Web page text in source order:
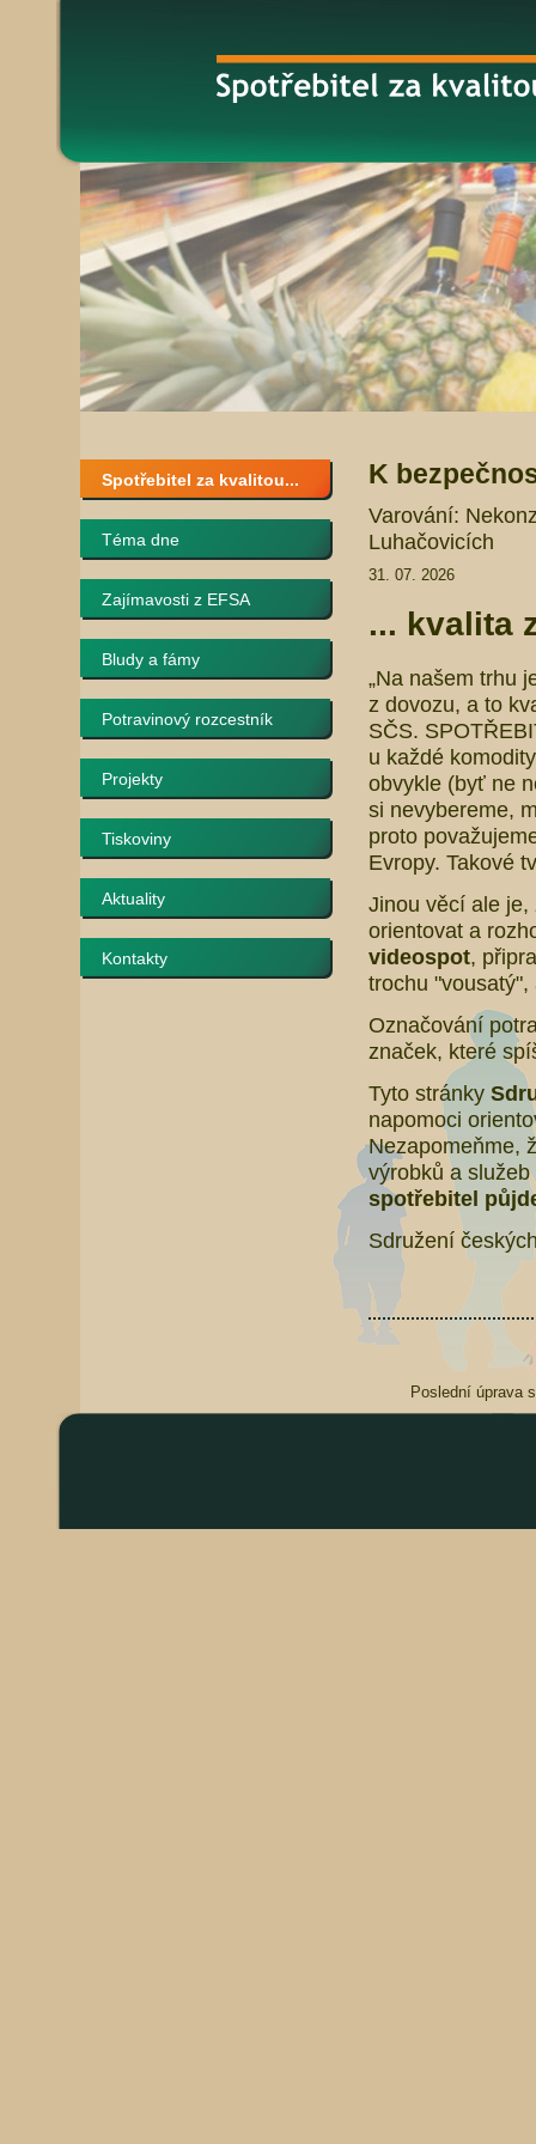
Spotřebitel za kvalitou...
Téma dne
Zajímavosti z EFSA
Bludy a fámy
Potravinový rozcestník
Projekty
Tiskoviny
Aktuality
Kontakty
K
Varování:
Luhačovicích
31. 07. 2026
... kvalita
„Na našem trhu
z dovozu, a to
SČS.
u každé
obvykle (byť ne
si nevybereme,
proto
Evropy. Takové
Jinou věcí ale je,
orientovat a
videospot,
trochu
Označování
značek, které
Tyto stránky
napomoci
Nezapomeňme,
výrobků a
spotřebitel
Sdružení
Poslední úprava